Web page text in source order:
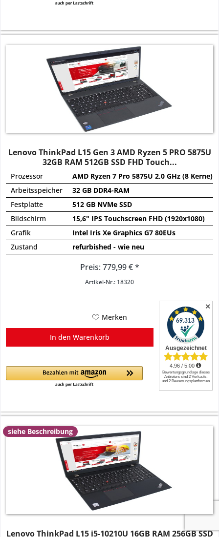
Lenovo ThinkPad L15 Gen 3 AMD Ryzen 5 PRO 5875U
32GB RAM 512GB SSD FHD Touch...
Prozessor
AMD Ryzen 7 Pro 5875U 2,0 GHz (8 Kerne)
Arbeitsspeicher
32 GB DDR4-RAM
Festplatte
512 GB NVMe SSD
Bildschirm
15,6" IPS Touchscreen FHD (1920x1080)
Grafik
Intel Iris Xe Graphics G7 80EUs
Zustand
refurbished - wie neu
Preis: 779,99 € *
Artikel-Nr.: 18320
Merken
In den Warenkorb
siehe Beschreibung
Lenovo ThinkPad L15 i5-10210U 16GB RAM 256GB SSD
✕